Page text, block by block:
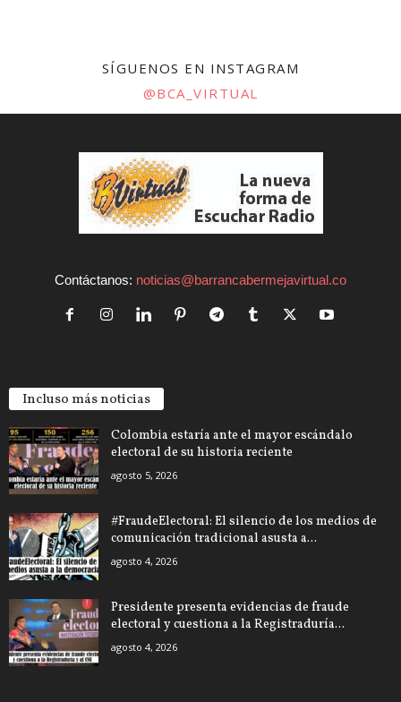
SÍGUENOS EN INSTAGRAM
@BCA_VIRTUAL
Contáctanos: noticias@barrancabermejavirtual.co
Incluso más noticias
Colombia estaría ante el mayor escándalo
electoral de su historia reciente
agosto 5, 2026
#FraudeElectoral: El silencio de los medios de
comunicación tradicional asusta a...
agosto 4, 2026
Presidente presenta evidencias de fraude
electoral y cuestiona a la Registraduría...
agosto 4, 2026